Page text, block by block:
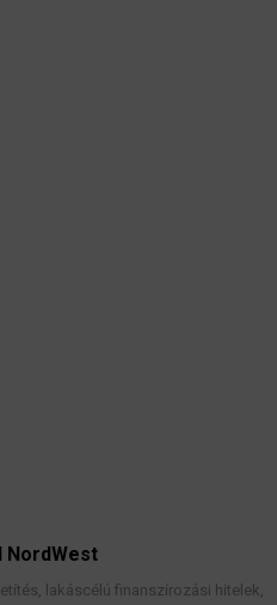
lakáscélú finanszírozási hitelek,